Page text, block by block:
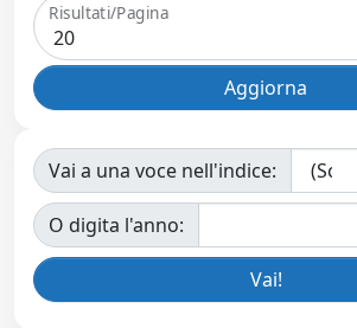
Risultati/Pagina
Vai a una voce nell'indice:
O digita l'anno: